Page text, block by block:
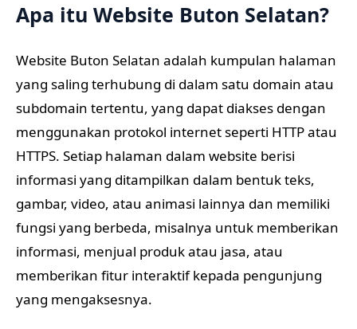
Apa itu Website Buton Selatan?
Website Buton Selatan adalah kumpulan halaman
yang saling terhubung di dalam satu domain atau
subdomain tertentu, yang dapat diakses dengan
menggunakan protokol internet seperti HTTP atau
HTTPS. Setiap halaman dalam website berisi
informasi yang ditampilkan dalam bentuk teks,
gambar, video, atau animasi lainnya dan memiliki
fungsi yang berbeda, misalnya untuk memberikan
informasi, menjual produk atau jasa, atau
memberikan fitur interaktif kepada pengunjung
yang mengaksesnya.